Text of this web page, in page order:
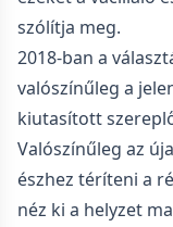
szólítja meg.
2018-ban a
valószínűleg a
kiutasított
Valószínűleg az
észhez téríteni a
néz ki a helyzet